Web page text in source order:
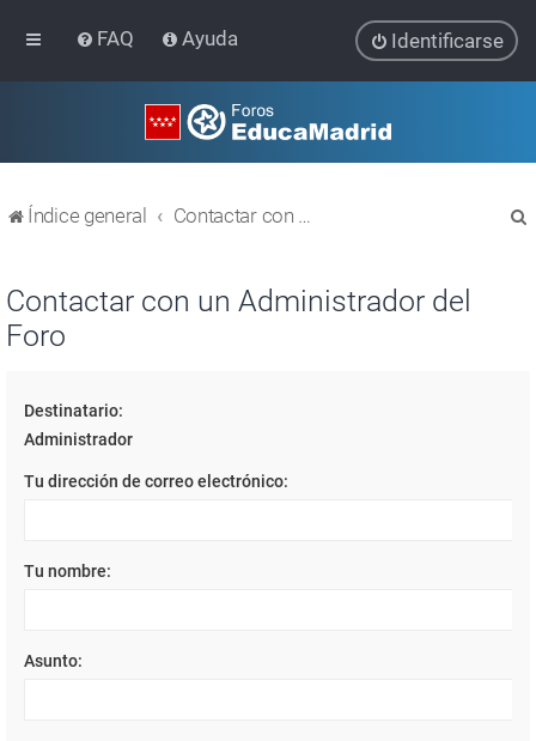
FAQ Ayuda Identificarse
Índice general Contactar con un Administrador del Foro
Contactar con un Administrador del
Foro
Destinatario:
Administrador
Tu dirección de correo electrónico:
Tu nombre:
Asunto: